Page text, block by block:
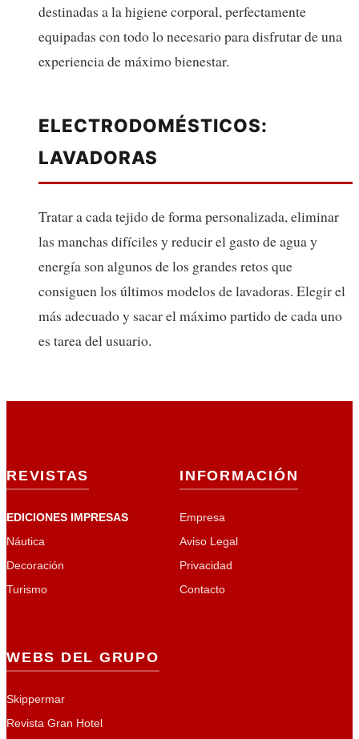
destinadas a la higiene corporal, perfectamente
equipadas con todo lo necesario para disfrutar de una
experiencia de máximo bienestar.
ELECTRODOMÉSTICOS:
LAVADORAS
Tratar a cada tejido de forma personalizada, eliminar
las manchas difíciles y reducir el gasto de agua y
energía son algunos de los grandes retos que
consiguen los últimos modelos de lavadoras. Elegir el
más adecuado y sacar el máximo partido de cada uno
es tarea del usuario.
REVISTAS
EDICIONES IMPRESAS
Náutica
Decoración
Turismo
INFORMACIÓN
Empresa
Aviso Legal
Privacidad
Contacto
WEBS DEL GRUPO
Skippermar
Revista Gran Hotel